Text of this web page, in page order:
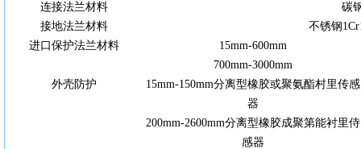
连接法兰材料
碳
接地法兰材料
不锈钢
进口保护法兰材料
15mm-600mm
700mm-3000mm
外壳防护
15mm-150mm分离型橡胶或聚氨酯村里传感
器
200mm-2600mm分离型橡胶成聚第能衬里侍
感器